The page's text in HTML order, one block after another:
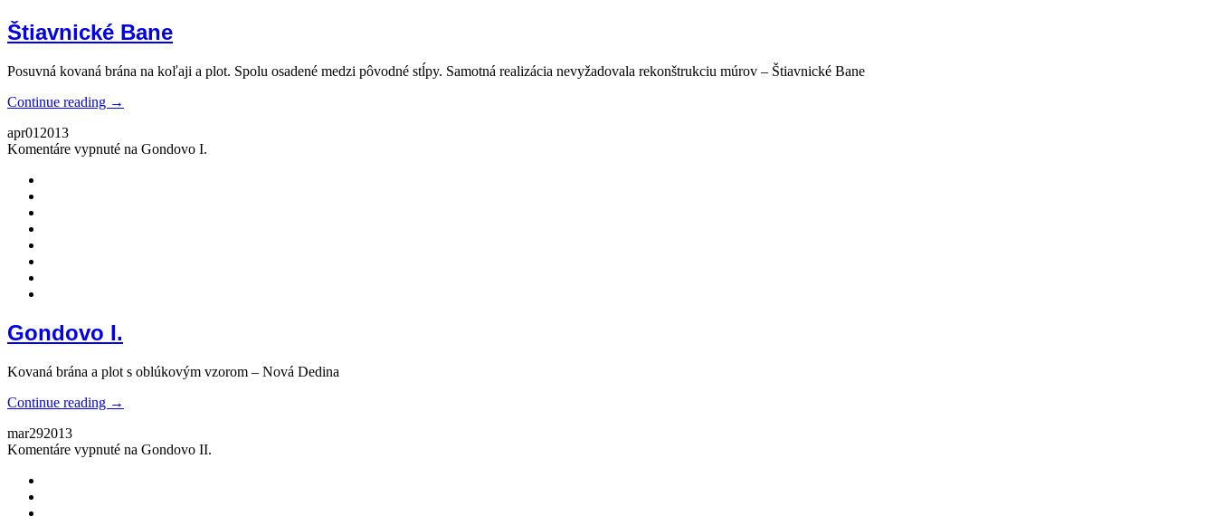
Štiavnické Bane
Posuvná kovaná brána na koľaji a plot. Spolu osadené medzi pôvodné stĺpy. Samotná realizácia nevyžadovala rekonštrukciu múrov – Štiavnické Bane
Continue reading →
apr01 2013
Komentáre vypnuté na Gondovo I.
Gondovo I.
Kovaná brána a plot s oblúkovým vzorom – Nová Dedina
Continue reading →
mar292013
Komentáre vypnuté na Gondovo II.